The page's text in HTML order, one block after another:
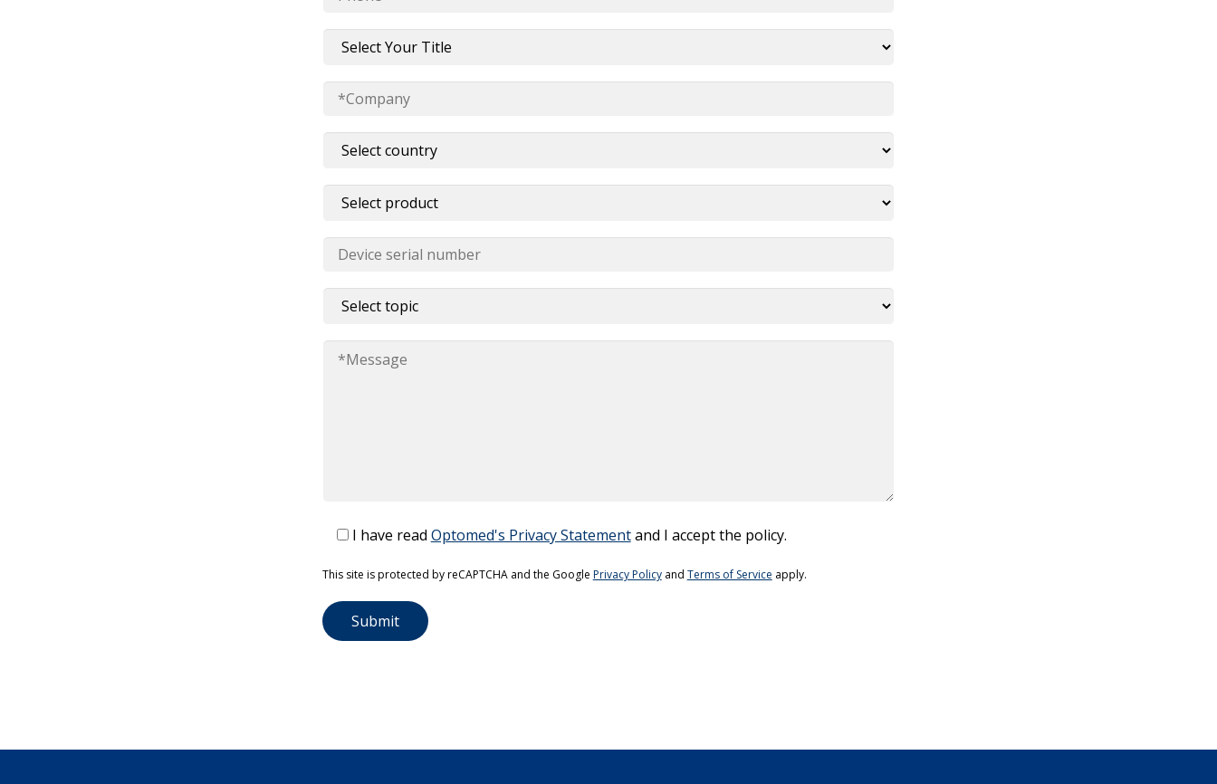
I have read Optomed's Privacy Statementand I accept the policy.
Please leave this field empty.
This site is protected by reCAPTCHA and the Google Privacy Policyand Terms of Service apply.